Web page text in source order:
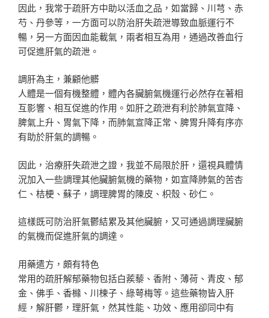
因此，我常于疏肝方中助以活血之品，如當歸、川芎、赤
芍、丹參等，一方面可以防治肝失疏泄導致血脈運行不
暢，另一方面因血能載氣，兩者相互為用，通過改善血行
可促進肝氣的疏泄。
調肝為主，兼顧他髒
人體是一個有機整體，體內各臟腑氣機運行必然存在著相
互影響、相互促進的作用。如肝之疏泄有利於肺氣宣降、
脾氣上升、胃氣下降，而肺氣宣降正常、脾胃升降有序亦
有助於肝氣的調暢。
因此，治療肝失疏泄之證，我並不局限於肝，還視具體情
況加入一些調理其他臟腑氣機的藥物，如宣降肺氣的苦杏
仁、桔梗、蘇子，調理脾胃的陳皮、枳殼、砂仁。
這樣既可防治肝氣鬱結累及其他臟腑，又可通過調理臟腑
的氣機而促進肝氣的調達。
用藥遣方，頗有特色
常用的疏肝解郁藥物包括白蒺藜、香附、薄荷、青皮、郁
金、佛手、香櫞、川楝子、綠萼梅等。這些藥物皆入肝
經，解肝鬱，理肝氣，然其性能、功效、應用卻同中有